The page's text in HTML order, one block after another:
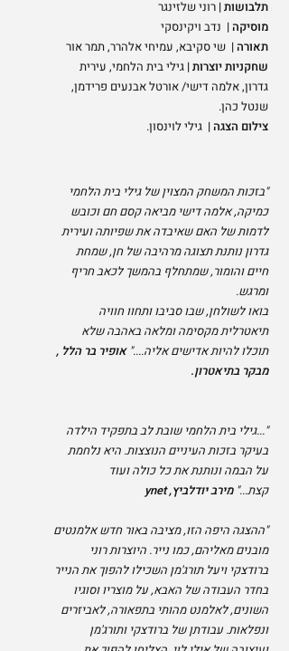
תלבושות | רוני שלזינגר
מוסיקה | נדב ויקינסקי
תאורה | שי סקיבא, עמיחי אלהרר, תמר אור
שחקניות יוצרות | גילי בית הלחמי, עירית
גדרון, אלמה דישי/ אורטל אבנעים פרידמן,
שנטל כהן.
צילום הצגה | גילי לוינסון.
"בזכות המשחק המצוין של גילי בית הלחמי
כמיקה, אלמה דישי מביאה קסם חם וכובש
לדמות של האם שאיבדה את שפיותה ועירית
גדרון נותנת תצוגה מרהיבה של חן, שמחת
חיים והומור, שמתחלף בהמשך לכאב חריף
ומרגש.
בואו לשולחן, שבו סביבו ותחוו חוויה
תיאטרלית מקסימה ומלאה באהבה שלא
תוכלו להיות אדישים אליה...."אופיר בר הלל ,
מבקר בתיאטרון.
"...גילי בית הלחמי שובת לב בתפקיד הילדה
בעיקר בזכות העיניים הנוצצות. היא נלחמת
על הבמה ונותנת את כל כולה ועוד
קצת..."מירב יודלביץ, ynet
"ההצגה היפה הזו, מציבה באור חדש אלמנטים
מובנים מאליהם, כמו נייר. היוצרות רוני
ברודצקי ויעל תורג'מן השכילו להפוך את הנייר
בחדר העבודה של האבא, על מוצריו וסוגיו
השונים, לאלמנט מהותי בתפאורה, לאביזרים
ונפלאות. עבודתן של ברודצקי ותורג'מן